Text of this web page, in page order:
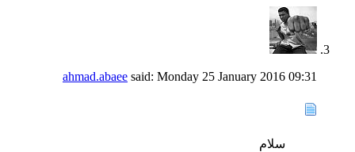
ahmad.abaee said: Monday 25 January 2016 09:31
سلام